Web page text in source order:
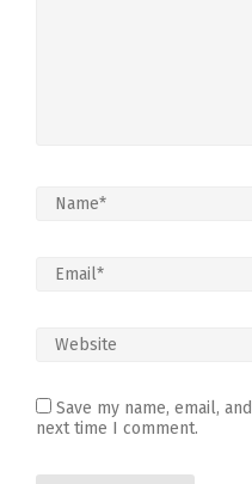
Save my name, email,
next time I comment.